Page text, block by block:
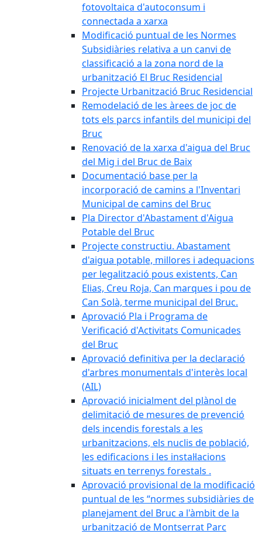
fotovoltaica d'autoconsum i
connectada a xarxa
Modificació puntual de les Normes
Subsidiàries relativa a un canvi de
classificació a la zona nord de la
urbanització El Bruc Residencial
Projecte Urbanització Bruc Residencial
Remodelació de les àrees de joc de
tots els parcs infantils del municipi del
Bruc
Renovació de la xarxa d'aigua del Bruc
del Mig i del Bruc de Baix
Documentació base per la
incorporació de camins a l'Inventari
Municipal de camins del Bruc
Pla Director d'Abastament d'Aigua
Potable del Bruc
Projecte constructiu. Abastament
d'aigua potable, millores i adequacions
per legalització pous existents, Can
Elias, Creu Roja, Can marques i pou de
Can Solà, terme municipal del Bruc.
Aprovació Pla i Programa de
Verificació d'Activitats Comunicades
del Bruc
Aprovació definitiva per la declaració
d'arbres monumentals d'interès local
(AIL)
Aprovació inicialment del plànol de
delimitació de mesures de prevenció
dels incendis forestals a les
urbanitzacions, els nuclis de població,
les edificacions i les instal·lacions
situats en terrenys forestals .
Aprovació provisional de la modificació
puntual de les “normes subsidiàries de
planejament del Bruc a l'àmbit de la
urbanització de Montserrat Parc